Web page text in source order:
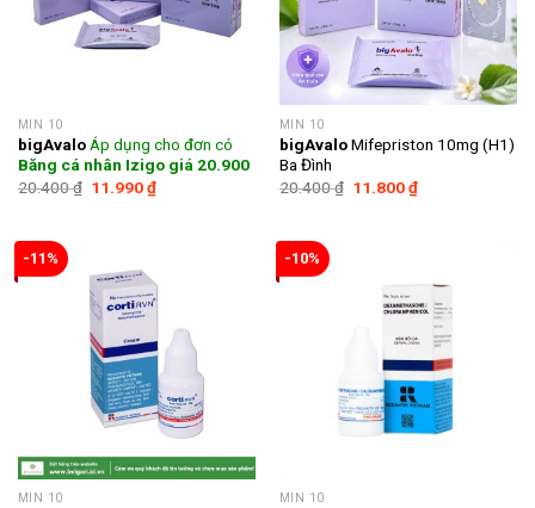
MIN 10
bigAvalo Áp dụng cho đơn có
Băng cá nhân Izigo giá 20.900
20.400₫ Giá
11.990₫Giá
hiện
MIN 10
bigAvaloMifepriston 10mg (H1)
Ba Đình
20.400₫ Giá
11.800₫Giá
hiện
-11%
MIN 10
-10%
MIN 10